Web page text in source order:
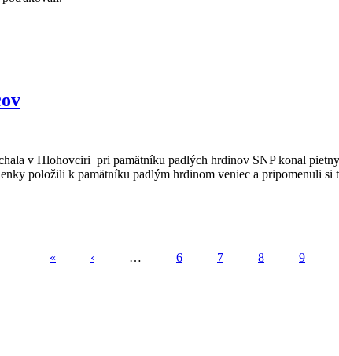
v Hlohovciri pri pamätníku padlých hrdinov SNP konal
položili k pamätníku padlým hrdinom veniec a pripomenuli
« ‹ … 6 7 8 9